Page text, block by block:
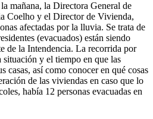
mañana, la Directora General de
Coelho y el Director de Vivienda,
afectadas por la lluvia. Se trata de
(evacuados) están siendo
de la Intendencia. La recorrida por
situación y el tiempo en que las
casas, así como conocer en qué cosas
de las viviendas en caso que lo
había 12 personas evacuadas en